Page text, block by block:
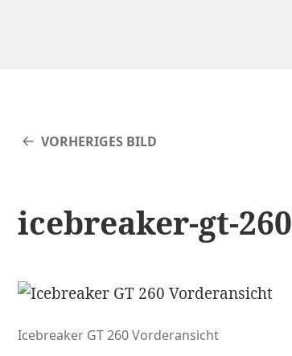
VORHERIGES BILD
icebreaker-gt-
Icebreaker GT 260 Vorderansicht